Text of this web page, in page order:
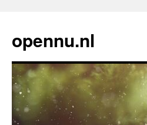
de
inhoud
opennu.nl